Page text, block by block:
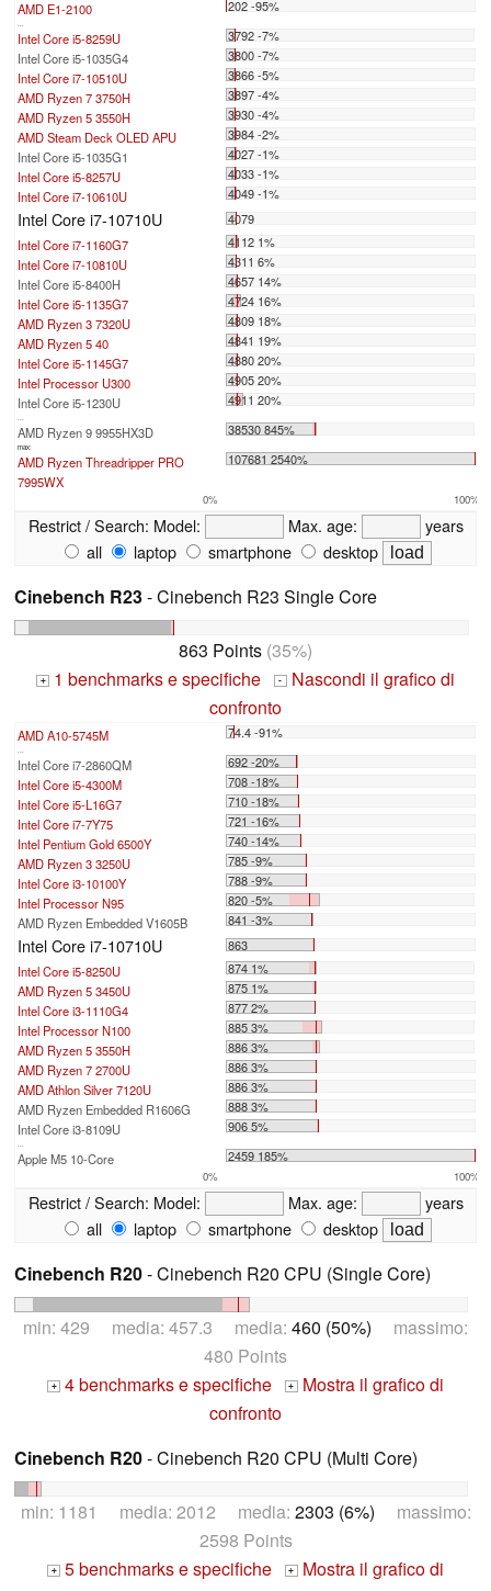
AMD E1-2100 202 -95%
...
Intel Core i5-8259U
3792 -7%
Intel Core i5-1035G4
3800 -7%
Intel Core i7-10510U
3866 -5%
AMD Ryzen 7 3750H
3897 -4%
AMD Ryzen 5 3550H
3930 -4%
AMD Steam Deck OLED APU
3984 -2%
Intel Core i5-1035G1
4027 -1%
Intel Core i5-8257U
4033 -1%
Intel Core i7-10610U
4049 -1%
Intel Core i7-10710U
4079
Intel Core i7-1160G7
4112 1%
Intel Core i7-10810U
4311 6%
Intel Core i5-8400H
4657 14%
Intel Core i5-1135G7
4724 16%
AMD Ryzen 3 7320U
4809 18%
AMD Ryzen 5 40
4841 19%
Intel Core i5-1145G7
4880 20%
Intel Processor U300
4905 20%
Intel Core i5-1230U
4911 20%
...
AMD Ryzen 9 9955HX3D 38530 845%
max:
AMD Ryzen Threadripper PRO
7995WX
107681 2540%
0% 100%
Restrict / Search: Model: Max. age:
years
all
laptop smartphone desktop
Cinebench R23- Cinebench R23 Single Core
863 Points (35%)
+ 1 benchmarks e specifiche - Nascondi il grafico di
confronto
AMD A10-5745M 74.4 -91%
...
Intel Core i7-2860QM
692 -20%
Intel Core i5-4300M
708 -18%
Intel Core i5-L16G7
710 -18%
Intel Core i7-7Y75
721 -16%
Intel Pentium Gold 6500Y
740 -14%
AMD Ryzen 3 3250U
785 -9%
Intel Core i3-10100Y
788 -9%
Intel Processor N95
820 -5%
AMD Ryzen Embedded V1605B
841 -3%
Intel Core i7-10710U
863
Intel Core i5-8250U
874 1%
AMD Ryzen 5 3450U
875 1%
Intel Core i3-1110G4
877 2%
Intel Processor N100
885 3%
AMD Ryzen 5 3550H
886 3%
AMD Ryzen 7 2700U
886 3%
AMD Athlon Silver 7120U
886 3%
AMD Ryzen Embedded R1606G
888 3%
Intel Core i3-8109U
906 5%
...
Apple M5 10-Core 2459 185%
0% 100%
Restrict / Search: Model: Max. age:
years
all
laptop smartphone desktop
Cinebench R20- Cinebench R20 CPU (Single Core)
min: 429 media: 457.3 media: 460 (50%) massimo:
480 Points
+ 4 benchmarks e specifiche + Mostra il grafico di
confronto
Cinebench R20- Cinebench R20 CPU (Multi Core)
min: 1181 media: 2012 media: 2303 (6%) massimo:
2598 Points
+ 5 benchmarks e specifiche + Mostra il grafico di